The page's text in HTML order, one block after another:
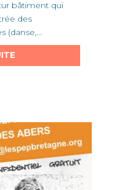
bâtiment qui
des
(danse,...